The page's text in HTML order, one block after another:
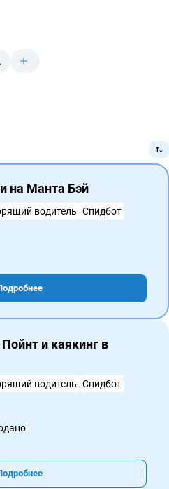
на Манта Бэй
водитель Спидбот
и каякинг в
водитель Спидбот